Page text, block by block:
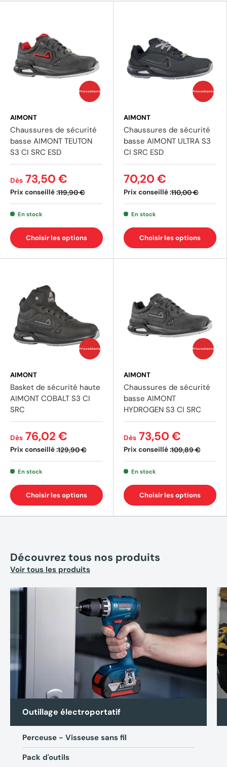
Prix coûtants
AIMONT
Chaussures de sécurité
basse AIMONT TEUTON
S3 CI SRC ESD
Prix conseillé :119,90 €
Dès 73,50 €
En stock
Choisir les options
Prix coûtants
AIMONT
Chaussures de sécurité
basse AIMONT ULTRA S3
CI SRC ESD
Prix conseillé :110,00 €
70,20 €
En stock
Choisir les options
Prix coûtants
AIMONT
Basket de sécurité haute
AIMONT COBALT S3 CI
SRC
Prix conseillé :129,90 €
Dès 76,02 €
En stock
Choisir les options
Prix coûtants
AIMONT
Chaussures de sécurité
basse AIMONT
HYDROGEN S3 CI SRC
Prix conseillé :109,89 €
Dès 73,50 €
En stock
Choisir les options
Découvrez tous nos produits
Voir tous les produits
Outillage électroportatif
Perceuse - Visseuse sans fil
Pack d'outils